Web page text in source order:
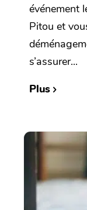
événement
Pitou et
s’assurer...
Plus